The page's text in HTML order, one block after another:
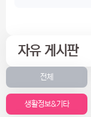
자유 게시판
전체
생활정보&기타